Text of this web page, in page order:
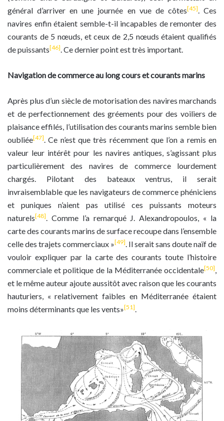
général d’arriver en une journée en vue de côtes[45]. Ces
navires enfin étaient semble-t-il incapables de remonter des
courants de 5 nœuds, et ceux de 2,5 nœuds étaient qualifiés
de puissants[46]. Ce dernier point est très important.
Navigation de commerce au long cours et courants marins
Après plus d’un siècle de motorisation des navires marchands
et de perfectionnement des gréements pour des voiliers de
plaisance effilés, l’utilisation des courants marins semble bien
oubliée[47]. Ce n’est que très récemment que l’on a remis en
valeur leur intérêt pour les navires antiques, s’agissant plus
particulièrement des navires de commerce lourdement
chargés. Pilotant des bateaux ventrus, il serait
invraisemblable que les navigateurs de commerce phéniciens
et puniques n’aient pas utilisé ces puissants moteurs
naturels[48]. Comme l’a remarqué J. Alexandropoulos, « la
carte des courants marins de surface recoupe dans l’ensemble
celle des trajets commerciaux »[49]. Il serait sans doute naïf de
vouloir expliquer par la carte des courants toute l’histoire
commerciale et politique de la Méditerranée occidentale[50],
et le même auteur ajoute aussitôt avec raison que les courants
hauturiers, « relativement faibles en Méditerranée étaient
moins déterminants que les vents»[51].